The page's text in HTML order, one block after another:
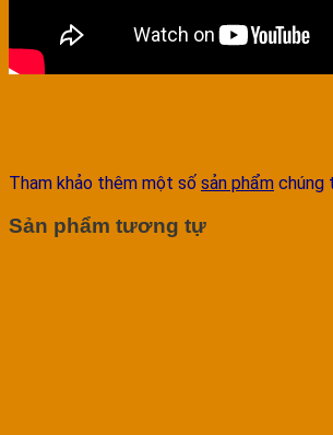
Tham khảo thêm một số sản phẩm chúng
Sản phẩm tương tự